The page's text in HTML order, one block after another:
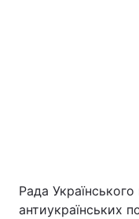
Рада
антиукраїнських